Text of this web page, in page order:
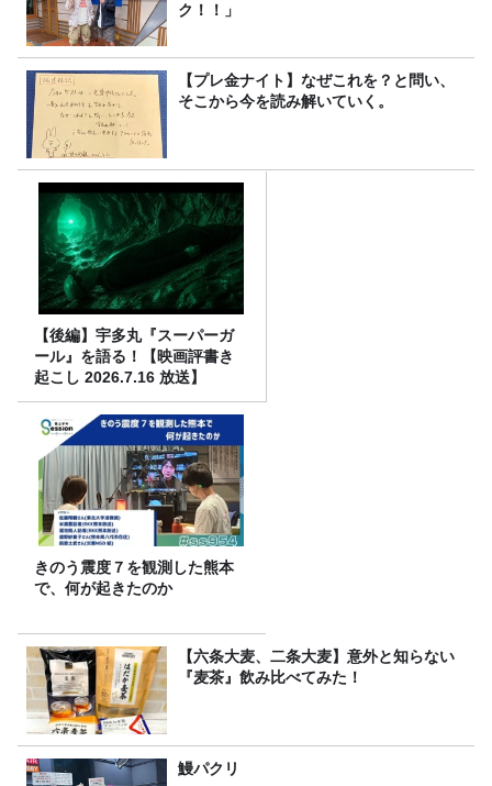
ク！！」
【プレ金ナイト】なぜこれを？と問い、
そこから今を読み解いていく。
【後編】宇多丸『スーパーガ
ール』を語る！【映画評書き
起こし 2026.7.16 放送】
きのう震度７を観測した熊本
で、何が起きたのか
【六条大麦、二条大麦】意外と知らない
『麦茶』飲み比べてみた！
鰻パクリ